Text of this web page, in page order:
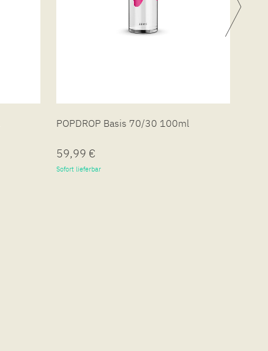
POPDROP Basis 70/30 100ml
59,99 €
Sofort lieferbar